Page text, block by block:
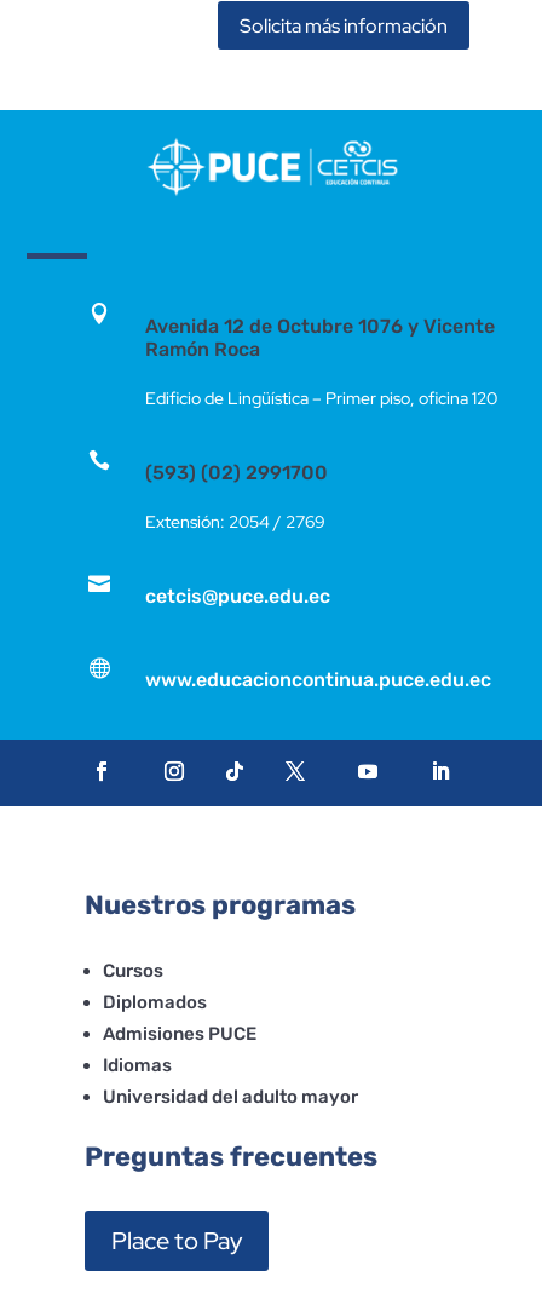
Solicita más información

Avenida 12 de Octubre 1076 y Vicente
Ramón Roca
Edificio de Lingüística – Primer piso, oficina 120

(593) (02) 2991700
Extensión: 2054 / 2769

cetcis@puce.edu.ec

www.educacioncontinua.puce.edu.ec
Nuestros programas
Cursos
Diplomados
Admisiones PUCE
Idiomas
Universidad del adulto mayor
Preguntas frecuentes
Place to Pay